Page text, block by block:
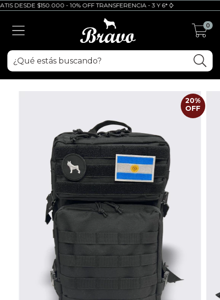
DESDE $150.000 - 10% OFF TRANSFERENCIA - 3 Y 6* CUOTAS SIN
0
20%
OFF